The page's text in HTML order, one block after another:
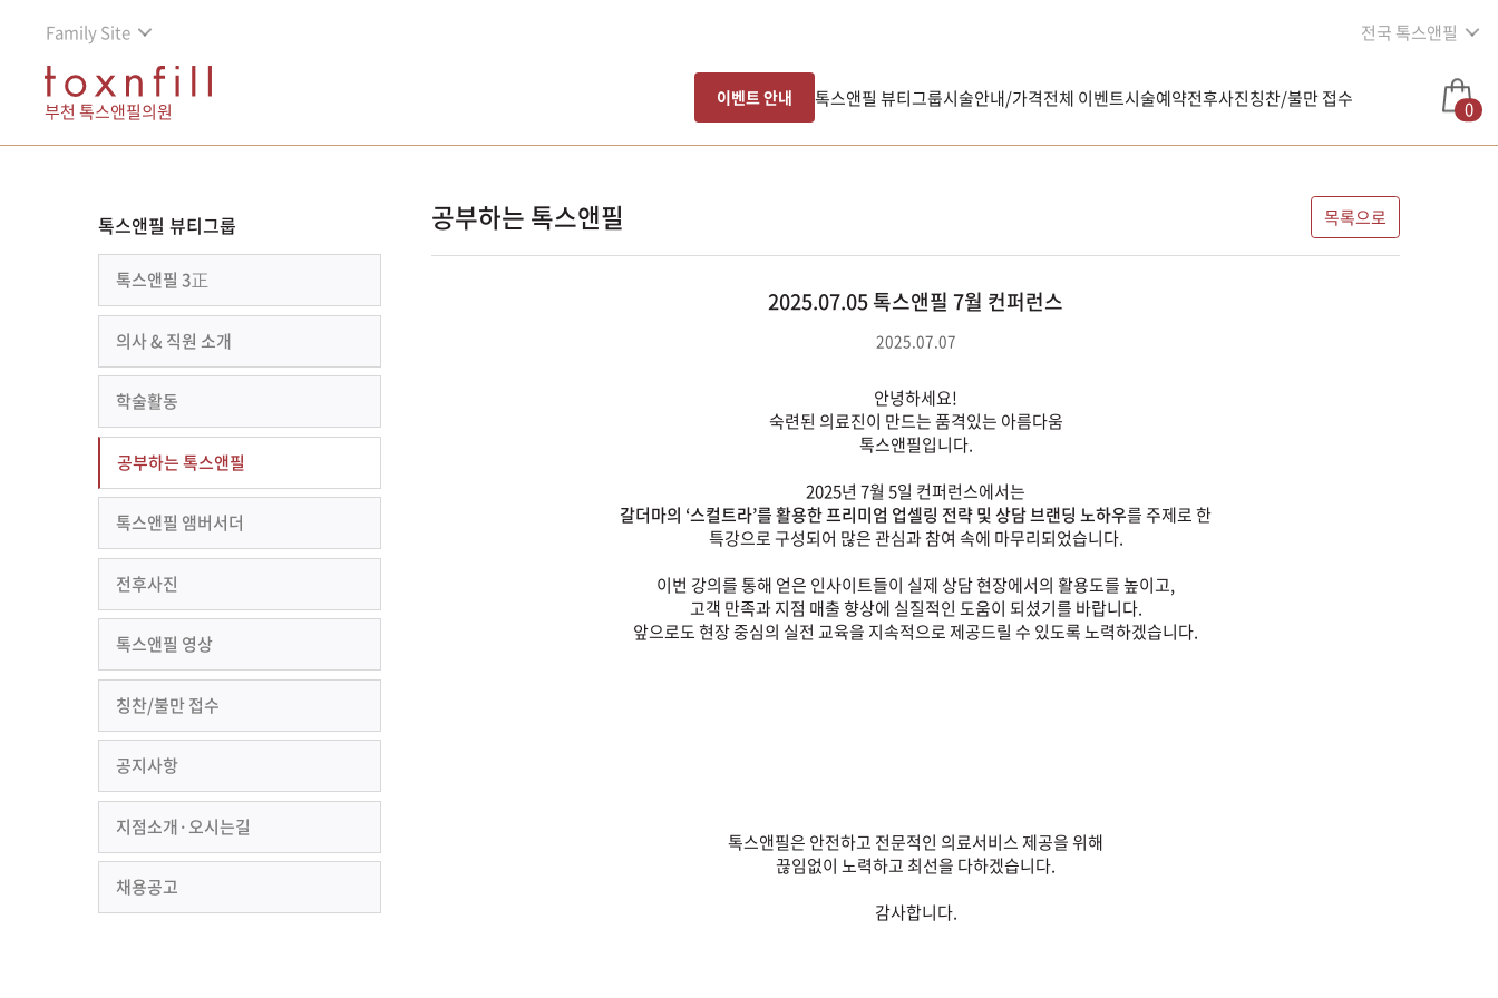
Family Site 전국 톡스앤필
부천 톡스앤필의원
이벤트 안내 톡스앤필 뷰티그룹시술안내/가격전체 이벤트시술예약전후사진칭찬/불만 접수 0
톡스앤필 뷰티그룹
톡스앤필 3正
의사 & 직원 소개
학술활동
공부하는 톡스앤필
톡스앤필 앰버서더
전후사진
톡스앤필 영상
칭찬/불만 접수
공지사항
지점소개·오시는길
채용공고
공부하는 톡스앤필 목록으로
2025.07.05 톡스앤필 7월 컨퍼런스
2025.07.07
안녕하세요!
숙련된 의료진이 만드는 품격있는 아름다움
톡스앤필입니다.
2025년 7월 5일 컨퍼런스에서는
갈더마의 ‘스컬트라’를 활용한 프리미엄 업셀링 전략 및 상담 브랜딩 노하우를 주제로 한
특강으로 구성되어 많은 관심과 참여 속에 마무리되었습니다.
이번 강의를 통해 얻은 인사이트들이 실제 상담 현장에서의 활용도를 높이고,
고객 만족과 지점 매출 향상에 실질적인 도움이 되셨기를 바랍니다.
앞으로도 현장 중심의 실전 교육을 지속적으로 제공드릴 수 있도록 노력하겠습니다.
톡스앤필은 안전하고 전문적인 의료서비스 제공을 위해
끊임없이 노력하고 최선을 다하겠습니다.
감사합니다.